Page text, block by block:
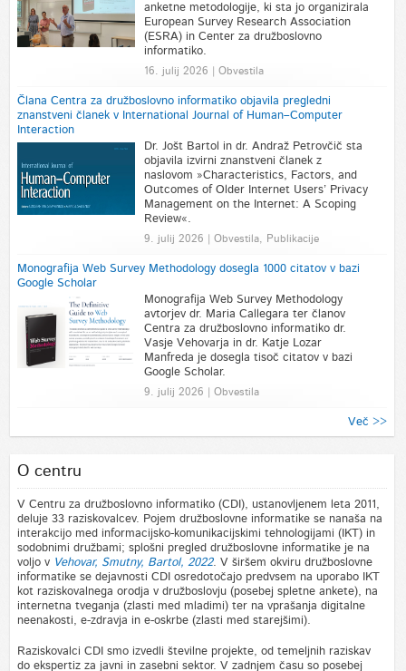
anketne metodologije, ki sta jo organizirala
European Survey Research Association
(ESRA) in Center za družboslovno
informatiko.
16. julij 2026 | Obvestila
Člana Centra za družboslovno informatiko objavila pregledni
znanstveni članek v International Journal of Human–Computer
Interaction
Dr. Jošt Bartol in dr. Andraž Petrovčič sta
objavila izvirni znanstveni članek z
naslovom »Characteristics, Factors, and
Outcomes of Older Internet Users’ Privacy
Management on the Internet: A Scoping
Review«.
9. julij 2026 | Obvestila, Publikacije
Monografija Web Survey Methodology dosegla 1000 citatov v bazi
Google Scholar
Monografija Web Survey Methodology
avtorjev dr. Maria Callegara ter članov
Centra za družboslovno informatiko dr.
Vasje Vehovarja in dr. Katje Lozar
Manfreda je dosegla tisoč citatov v bazi
Google Scholar.
9. julij 2026 | Obvestila
Več >>
O centru
V Centru za družboslovno informatiko (CDI), ustanovljenem leta 2011,
deluje 33 raziskovalcev. Pojem družboslovne informatike se nanaša na
interakcijo med informacijsko-komunikacijskimi tehnologijami (IKT) in
sodobnimi družbami; splošni pregled družboslovne informatike je na
voljo v Vehovar, Smutny, Bartol, 2022. V širšem okviru družboslovne
informatike se dejavnosti CDI osredotočajo predvsem na uporabo IKT
kot raziskovalnega orodja v družboslovju (posebej spletne ankete), na
internetna tveganja (zlasti med mladimi) ter na vprašanja digitalne
neenakosti, e-zdravja in e-oskrbe (zlasti med starejšimi).
Raziskovalci CDI smo izvedli številne projekte, od temeljnih raziskav
do ekspertiz za javni in zasebni sektor. V zadnjem času so posebej